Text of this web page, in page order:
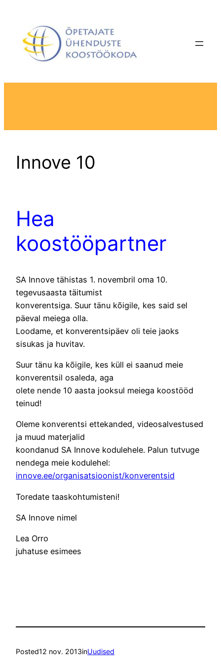
juurde
Innove 10
Hea
koostööpartner
SA Innove tähistas 1. novembril oma 10.
tegevusaasta täitumist
konverentsiga. Suur tänu kõigile, kes said sel
päeval meiega olla.
Loodame, et konverentsipäev oli teie jaoks
sisukas ja huvitav.
Suur tänu ka kõigile, kes küll ei saanud meie
konverentsil osaleda, aga
olete nende 10 aasta jooksul meiega koostööd
teinud!
Oleme konverentsi ettekanded, videosalvestused
ja muud materjalid
koondanud SA Innove kodulehele. Palun tutvuge
nendega meie kodulehel:
innove.ee/organisatsioonist/konverentsid
Toredate taaskohtumisteni!
SA Innove nimel
Lea Orro
juhatuse esimees
Posted12 nov. 2013inUudised